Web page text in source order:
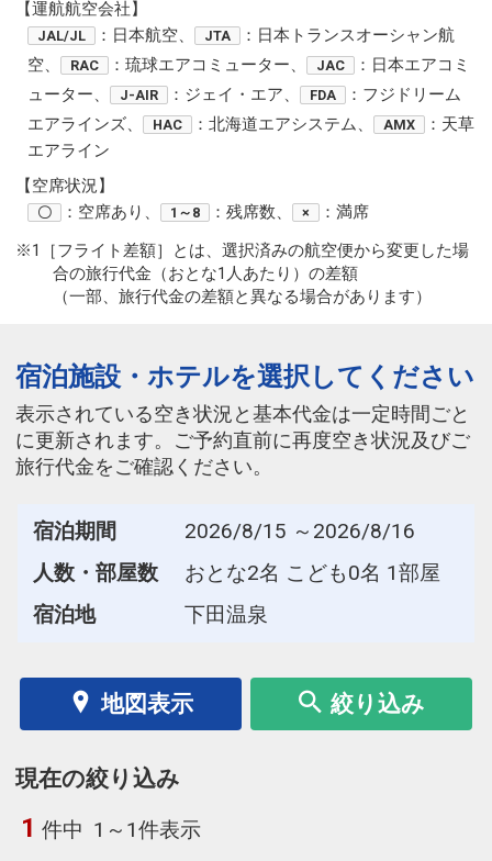
【運航航空会社】
JAL/JL ：日本航空、 JTA
：日本トランスオーシャン航
空、
RAC ：琉球エアコミューター、 JAC
：日本エアコミ
ューター、
J-AIR ：ジェイ・エア、 FDA
：フジドリーム
エアラインズ、
HAC ：北海道エアシステム、 AMX
：天草
エアライン
【空席状況】
〇 ：空席あり、 1～8 ：残席数、 ×
：満席
※1［フライト差額］とは、選択済みの航空便から変更した場
合の旅行代金（おとな1人あたり）の差額
（一部、旅行代金の差額と異なる場合があります）
宿泊施設・ホテルを選択してください
表示されている空き状況と基本代金は一定時間ごと
に更新されます。ご予約直前に再度空き状況及びご
旅行代金をご確認ください。
宿泊期間
2026/8/15 ～2026/8/16
人数・部屋数
おとな2名 こども0名 1部屋
宿泊地
下田温泉
地図表示 絞り込み
現在の絞り込み
1 件中 1～1件表示